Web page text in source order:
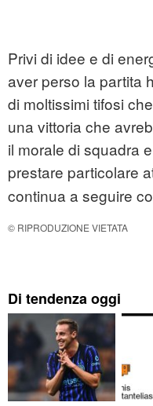
Privi di idee e di
aver perso la partita
di moltissimi tifosi
una vittoria che
il morale di squadra
prestare particolare
continua a seguire
© RIPRODUZIONE VIETATA
Di tendenza oggi